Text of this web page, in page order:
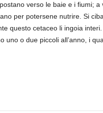
verso le baie e i fiumi; a
per potersene nutrire. Si
questo cetaceo li ingoia
o due piccoli all’anno, i